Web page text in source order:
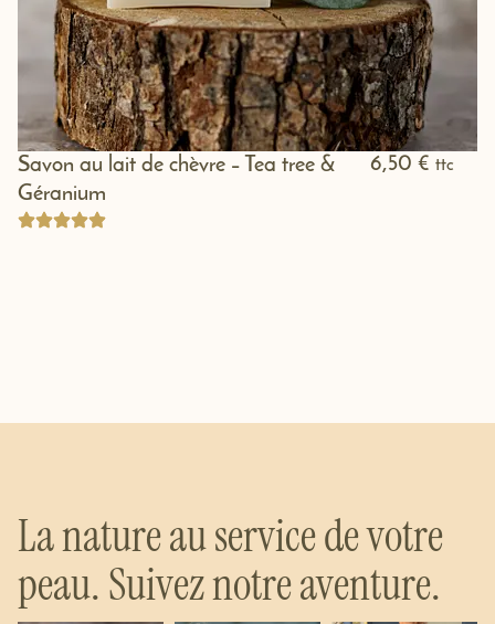
Savon au lait de chèvre – Tea tree &
Géranium
6,50€ ttc
La nature au service de votre
peau. Suivez notre aventure.